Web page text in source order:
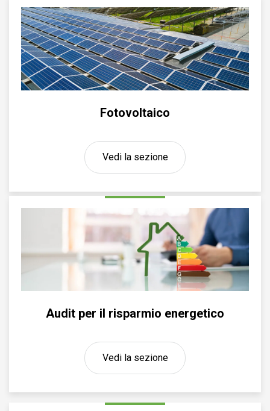
Fotovoltaico
Vedi la sezione
Audit per il risparmio energetico
Vedi la sezione